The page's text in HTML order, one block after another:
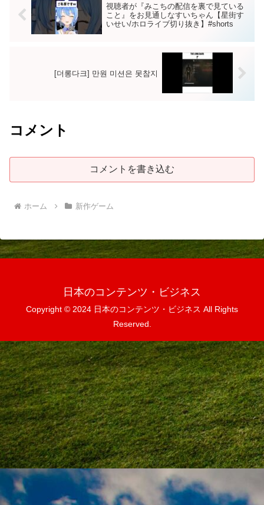
視聴者が『みこちの配信を裏で見ている
こと』をお見通しなすいちゃん【星街す
いせい/ホロライブ切り抜き】#shorts
[더롱다크] 만원 미션은 못참지
コメント
コメントを書き込む
ホーム 新作ゲーム
日本のコンテンツ・ビジネス
Copyright © 2024 日本のコンテンツ・ビジネス All Rights
Reserved.